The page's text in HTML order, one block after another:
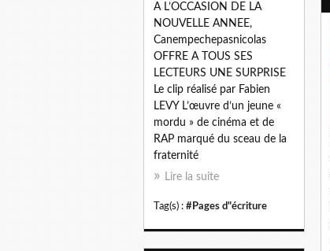
A L’OCCASION DE LA
NOUVELLE ANNEE,
Canempechepasnicolas
OFFRE A TOUS SES
LECTEURS UNE SURPRISE
Le clip réalisé par Fabien
LEVY L’œuvre d’un jeune «
mordu » de cinéma et de
RAP marqué du sceau de la
fraternité
Lire la suite
Tag(s) : #Pages d"écriture